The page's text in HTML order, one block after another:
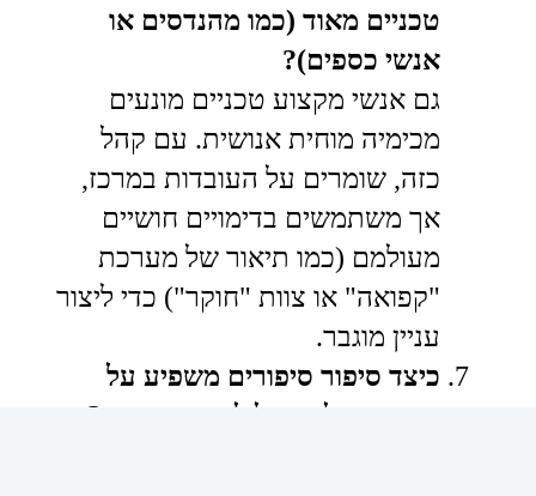
טכניים מאוד (כמו מהנדסים או
אנשי כספים)?
גם אנשי מקצוע טכניים מונעים
מכימיה מוחית אנושית. עם קהל
כזה, שומרים על העובדות במרכז,
אך משתמשים בדימויים חושיים
מעולמם (כמו תיאור של מערכת
"קפואה" או צוות "חוקר") כדי ליצור
עניין מוגבר.
כיצד סיפור סיפורים משפיע על
הזיכרון של הקהל לאחר המצגת?